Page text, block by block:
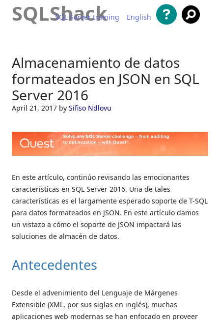
SQLShack
SQL Server training English
Almacenamiento de datos
formateados en JSON en SQL
Server 2016
April 21, 2017 by Sifiso Ndlovu
En este artículo, continúo revisando las emocionantes
características en SQL Server 2016. Una de tales
características es el largamente esperado soporte de T-SQL
para datos formateados en JSON. En este artículo damos
un vistazo a cómo el soporte de JSON impactará las
soluciones de almacén de datos.
Antecedentes
Desde el advenimiento del Lenguaje de Márgenes
Extensible (XML, por sus siglas en inglés), muchas
aplicaciones web modernas se han enfocado en proveer